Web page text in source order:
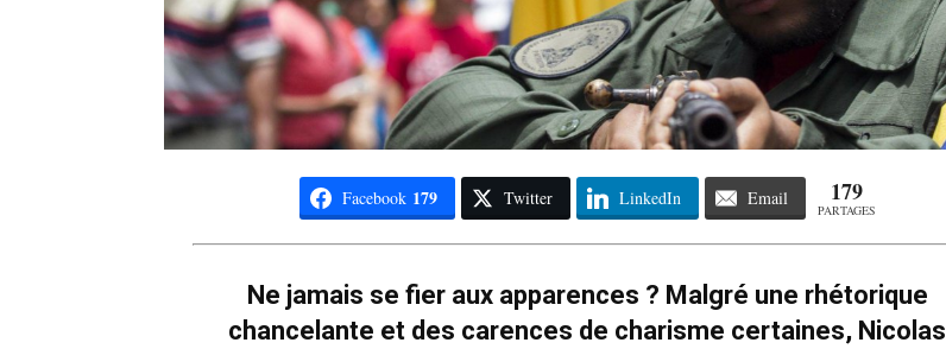
Facebook 179 Twitter LinkedIn Email 179
PARTAGES
Ne jamais se fier aux apparences ? Malgré une rhétorique
chancelante et des carences de charisme certaines, Nicolas